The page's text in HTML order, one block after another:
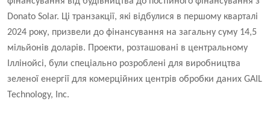
Donato Solar. Ці транзакції, які відбулися в першому кварталі
2024 року, призвели до фінансування на загальну суму 14,5
мільйонів доларів. Проекти, розташовані в центральному
Іллінойсі, були спеціально розроблені для виробництва
зеленої енергії для комерційних центрів обробки даних GAIL
Technology, Inc.